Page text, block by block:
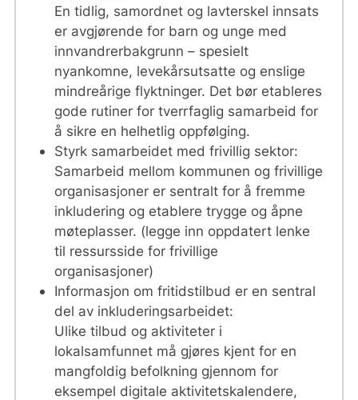
En tidlig, samordnet og lavterskel innsats
er avgjørende for barn og unge med
innvandrerbakgrunn – spesielt
nyankomne, levekårsutsatte og enslige
mindreårige flyktninger. Det bør etableres
gode rutiner for tverrfaglig samarbeid for
å sikre en helhetlig oppfølging.
Styrk samarbeidet med frivillig sektor:
Samarbeid mellom kommunen og frivillige
organisasjoner er sentralt for å fremme
inkludering og etablere trygge og åpne
møteplasser. (legge inn oppdatert lenke
til ressursside for frivillige
organisasjoner)
Informasjon om fritidstilbud er en sentral
del av inkluderingsarbeidet:
Ulike tilbud og aktiviteter i
lokalsamfunnet må gjøres kjent for en
mangfoldig befolkning gjennom for
eksempel digitale aktivitetskalendere,